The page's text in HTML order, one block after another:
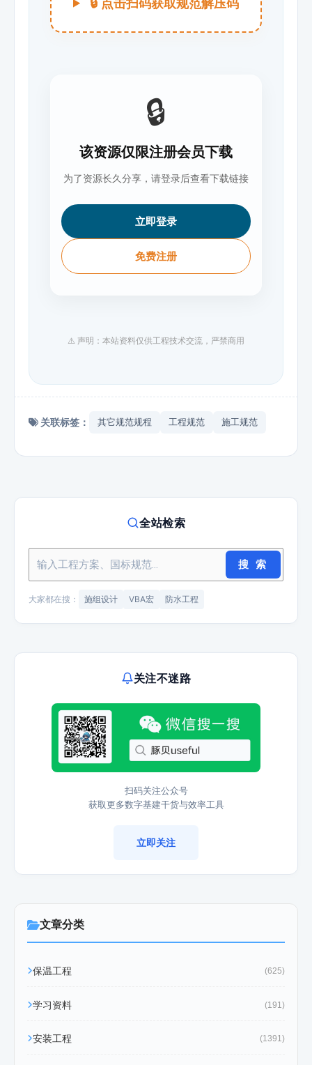
🔒 点击扫码获取规范解压码
🔒
该资源仅限注册会员下载
为了资源长久分享，请登录后查看下载链接
立即登录
免费注册
⚠️ 声明：本站资料仅供工程技术交流，严禁商用
关联标签： 其它规范规程 工程规范 施工规范
全站检索
搜 索
大家都在搜： 施组设计 VBA宏 防水工程
关注不迷路
扫码关注公众号
获取更多数字基建干货与效率工具
立即关注
文章分类
保温工程 (625)
学习资料 (191)
安装工程 (1391)